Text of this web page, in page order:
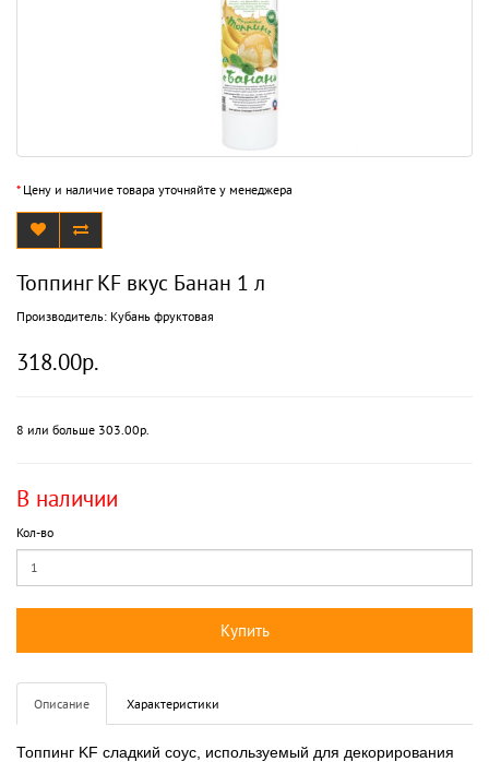
*Цену и наличие товара уточняйте у менеджера
Топпинг KF вкус Банан 1 л
Производитель: Кубань фруктовая
318.00р.
8 или больше 303.00р.
В наличии
Кол-во
Купить
Описание Характеристики
Топпинг KF сладкий соус, используемый для декорирования